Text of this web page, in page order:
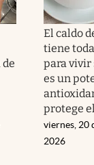
El caldo
tiene
para vivir
es un
protege
viernes, 20
2026